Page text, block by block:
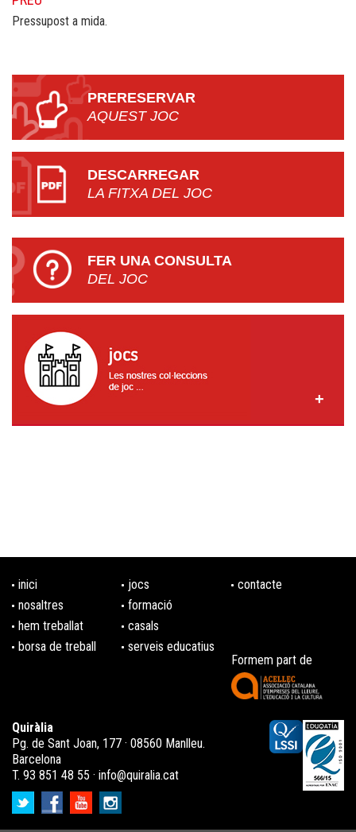
Pressupost a mida.
PRERESERVAR
AQUEST JOC
DESCARREGAR
LA FITXA DEL JOC
FER UNA CONSULTA
DEL JOC
FESTA HOLI
GESTIÓ INTEGRAL DEL PARC DE NADAL
Joc gegant: ELS QUIRATES
Joc gegant: REVOLTIM!
Jocs gegants: FES-TE GRAN!
Jocs gegants: JOCS DEL MÓN
Jocs gegants: MEDIEVÀLIA
Jocs gegants: SENTITOCA
JOCS TRADICIONALS I DE CUCANYA
inici
nosaltres
hem treballat
borsa de treball
jocs
formació
casals
serveis educatius
contacte
Formem part de
Quiràlia
Pg. de Sant Joan, 177 · 08560 Manlleu.
Barcelona
T. 93 851 48 55 · info@quiralia.cat